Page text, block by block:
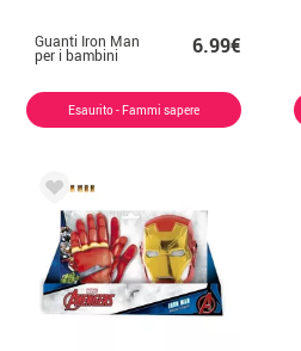
Guanti Iron Man
per i bambini 6.99€
Esaurito - Fammi sapere